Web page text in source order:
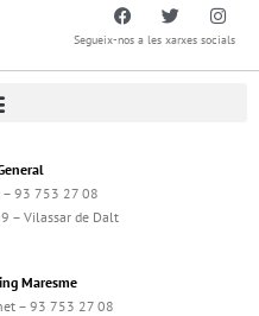
Segueix-nos a les xarxes socials
93 753 27 08
– Vilassar de Dalt
Maresme
– 93 753 27 08